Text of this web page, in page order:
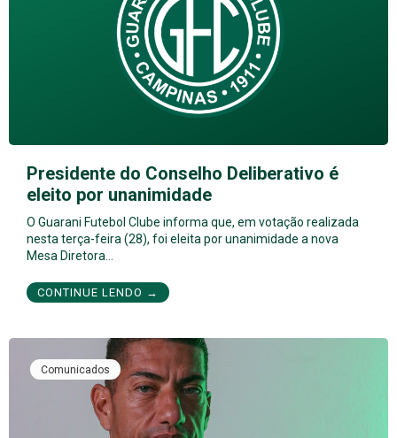
Presidente do Conselho Deliberativo é
eleito por unanimidade
O Guarani Futebol Clube informa que, em votação realizada
nesta terça-feira (28), foi eleita por unanimidade a nova
Mesa Diretora…
CONTINUE LENDO →
Comunicados